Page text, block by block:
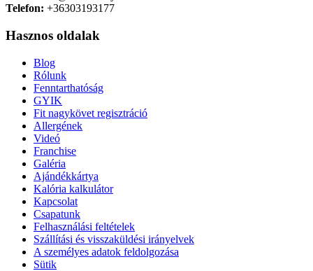
Telefon: +36303193177
Hasznos oldalak
Blog
Rólunk
Fenntarthatóság
GYIK
Fit nagykövet regisztráció
Allergének
Videó
Franchise
Galéria
Ajándékkártya
Kalória kalkulátor
Kapcsolat
Csapatunk
Felhasználási feltételek
Szállítási és visszaküldési irányelvek
A személyes adatok feldolgozása
Sütik